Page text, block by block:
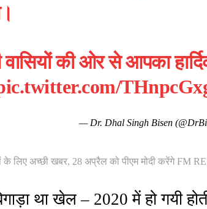
वासियों की ओर से आपका
— Dr. Dhal Singh Bisen
के लिए अच्छी खबर, 28 अप्रैल को पीएम मोदी करेंगे FM
था खेल – 2020 में हो गयी